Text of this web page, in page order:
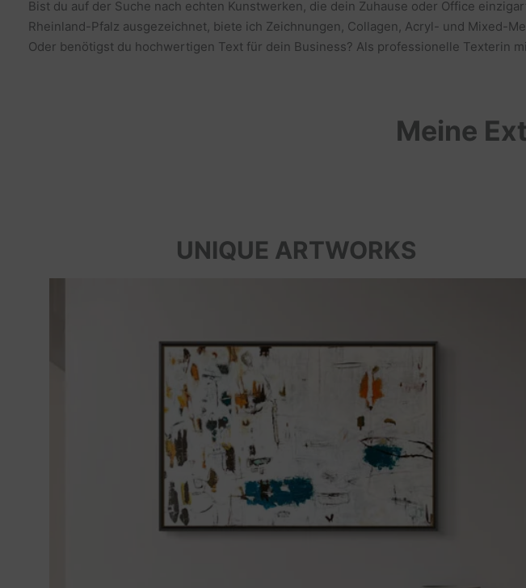
Bist du auf der Suche nach echten Kunstwerken, die dein Zuhause oder Office
Rheinland-Pfalz ausgezeichnet, biete ich Zeichnungen, Collagen, Acryl- und Mixed-
Oder benötigst du hochwertigen Text für dein Business? Als professionelle Texterin
Meine
UNIQUE ARTWORKS